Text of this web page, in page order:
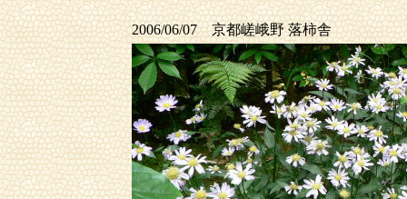
2006/06/07 京都嵯峨野 落柿舎